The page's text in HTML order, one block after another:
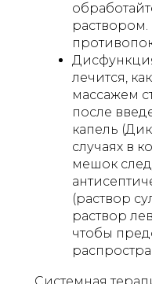
лечится,
массажем
после
капель
случаях в
мешок
(раствор
раствор
чтобы